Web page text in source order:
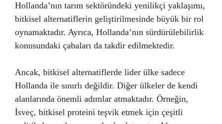
Hollanda’nın tarım sektöründeki yenilikçi yaklaşımı,
bitkisel alternatiflerin geliştirilmesinde büyük bir rol
oynamaktadır. Ayrıca, Hollanda’nın sürdürülebilirlik
konusundaki çabaları da takdir edilmektedir.
Ancak, bitkisel alternatiflerde lider ülke sadece
Hollanda ile sınırlı değildir. Diğer ülkeler de kendi
alanlarında önemli adımlar atmaktadır. Örneğin,
İsveç, bitkisel proteini teşvik etmek için çeşitli